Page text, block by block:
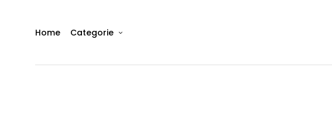
Home Categorie